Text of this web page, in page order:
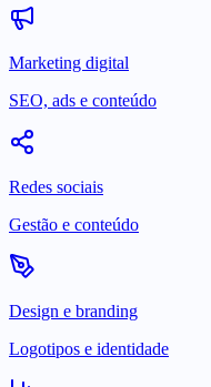
Marketing digital
SEO, ads e conteúdo
Redes sociais
Gestão e conteúdo
Design e branding
Logotipos e identidade